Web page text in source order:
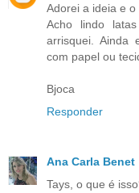
Adorei a ideia e o
Acho lindo
arrisquei. Ainda
com papel ou
Bjoca
Responder
Ana Carla Benet
Tays, o que é